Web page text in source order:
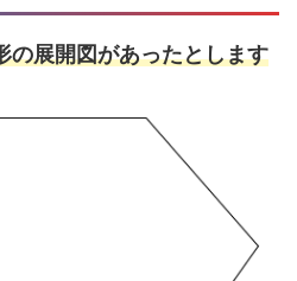
の展開図があったとします